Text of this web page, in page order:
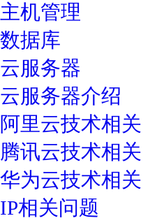
主机管理
数据库
云服务器
云服务器介绍
阿里云技术相关
腾讯云技术相关
华为云技术相关
IP相关问题